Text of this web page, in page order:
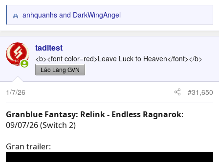
R
e
c
t
i
n
s
:
anhquanhs and DarkWingAngel
taditest
<b><font color=red>Leave Luck to Heaven</font></b>
Lão Làng GVN
1/7/26 #31,650
Granblue Fantasy: Relink - Endless Ragnarok:
09/07/26 (Switch 2)
Gran trailer: